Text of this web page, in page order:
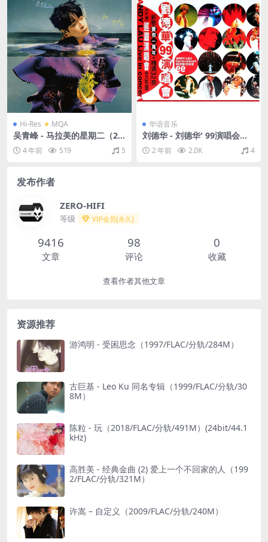
Hi-Res MQA
吴青峰 - 马拉美的星期二（20
22/FLAC/分轨/512M）(MQ
A/24bit/48kHz)
4 年前 519 5
华语音乐
刘德华 - 刘德华' 99演唱会（1
999/FLAC/分轨/786M）
2 年前 2.0K 4
发布作者
ZERO-HIFI
等级 VIP会员[永久]
9416
文章
98
评论
0
收藏
查看作者其他文章
资源推荐
游鸿明 - 受困思念（1997/FLAC/分轨/284M）
古巨基 - Leo Ku 同名专辑（1999/FLAC/分轨/30
8M）
陈粒 - 玩（2018/FLAC/分轨/491M）(24bit/44.1
kHz)
高胜美 - 经典金曲 (2) 爱上一个不回家的人（199
2/FLAC/分轨/321M）
许嵩 – 自定义（2009/FLAC/分轨/240M）